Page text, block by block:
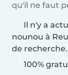
qu'il ne faut
Il n'y a
nounou à
de recherche.
100%